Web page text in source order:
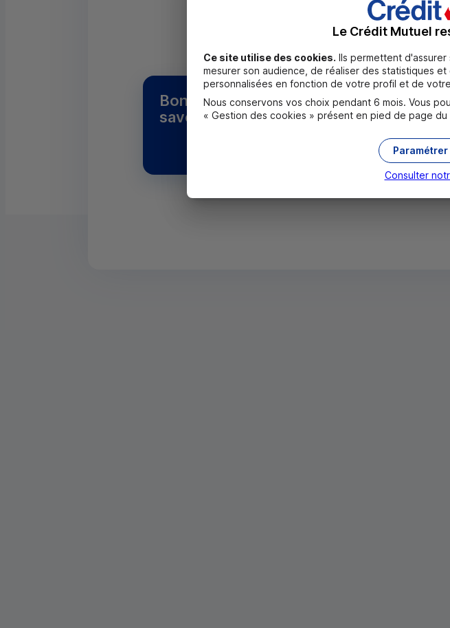
Bon à
savoir
L’opérationTerritoire de solidarité
jeunes en situation de handicap.
Le Crédit Mutuel
Ce site utilise des cookies. Ils permettent
mesurer son audience, de réaliser des statistiques
personnalisées en fonction de votre profil et de
Nous conservons vos choix pendant 6 mois. Vous
« Gestion des cookies » présent en pied de page du
Paramétrer
Consulter